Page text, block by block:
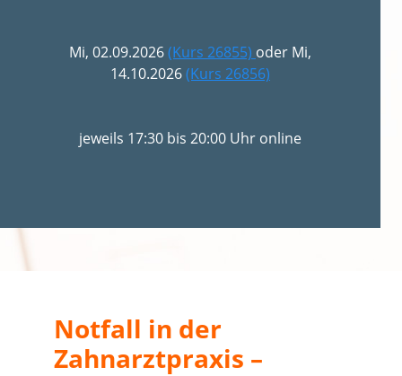
Mi, 02.09.2026(Kurs 26855) oder Mi,
14.10.2026(Kurs 26856)
jeweils 17:30 bis 20:00 Uhr online
Notfall in der
Zahnarztpraxis –